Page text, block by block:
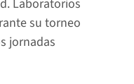
su torneo
jornadas